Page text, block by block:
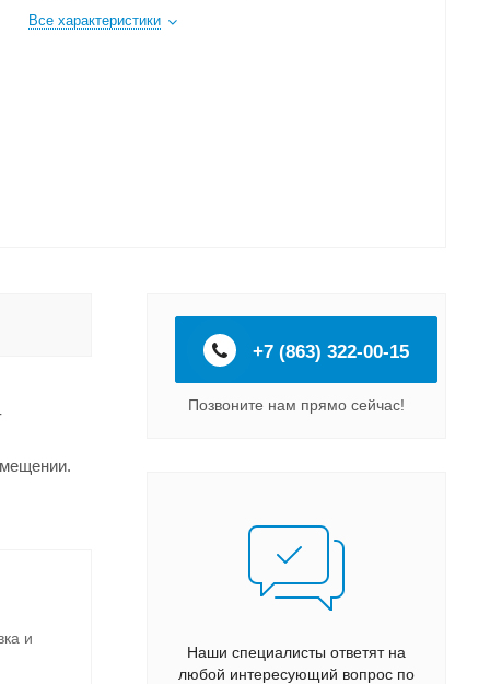
Все характеристики
и
+7 (863) 322-00-15
Позвоните нам прямо сейчас!
Наши специалисты ответят на
любой интересующий вопрос по